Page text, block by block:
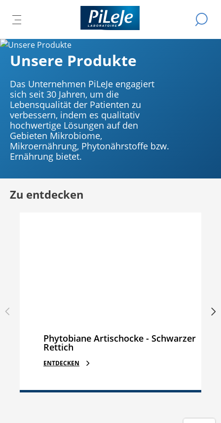
DAS
HAUPTMENÜ
Alle
Produkte
PiLeJe
Eine
Suche
Unsere Produkte
Das Unternehmen PiLeJe engagiert
sich seit 30 Jahren, um die
Lebensqualität der Patienten zu
verbessern, indem es qualitativ
hochwertige Lösungen auf den
Gebieten Mikrobiome,
Mikroernährung, Phytonährstoffe bzw.
Ernährung bietet.
Zu entdecken
Phytobiane Artischocke - Schwarzer
Rettich
ENTDECKEN